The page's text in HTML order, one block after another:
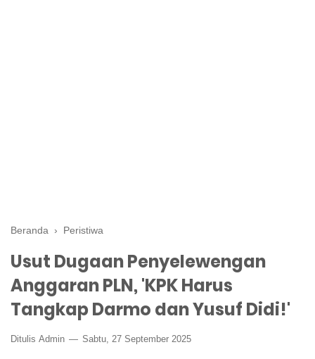
Beranda › Peristiwa
Usut Dugaan Penyelewengan
Anggaran PLN, 'KPK Harus
Tangkap Darmo dan Yusuf Didi!'
Ditulis Admin Sabtu, 27 September 2025